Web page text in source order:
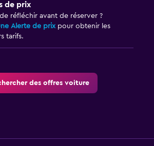
de prix
réfléchir avant de réserver ?
Alerte de prixpour obtenir les
tarifs.
des offres voiture